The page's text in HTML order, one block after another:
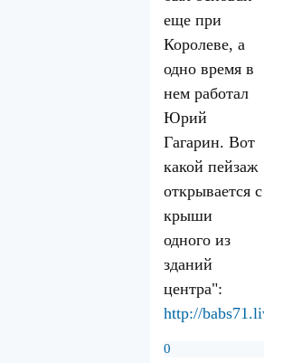
еще при
Королеве, а
одно время в
нем работал
Юрий
Гагарин. Вот
какой пейзаж
открывается с
крыши
одного из
зданий
центра":
http://
0